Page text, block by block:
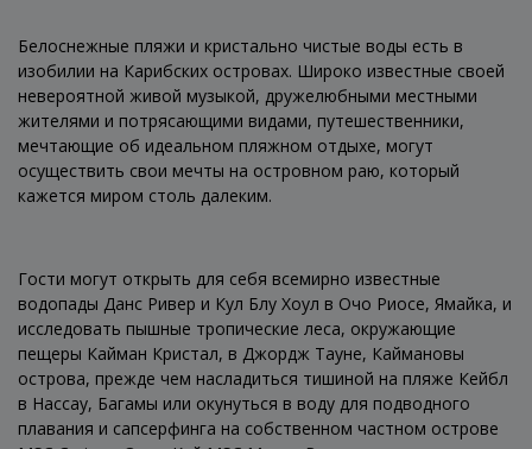
Белоснежные пляжи и кристально чистые воды есть в
изобилии на Карибских островах. Широко известные своей
невероятной живой музыкой, дружелюбными местными
жителями и потрясающими видами, путешественники,
мечтающие об идеальном пляжном отдыхе, могут
осуществить свои мечты на островном раю, который
кажется миром столь далеким.
Гости могут открыть для себя всемирно известные
водопады Данс Ривер и Кул Блу Хоул в Очо Риосе, Ямайка, и
исследовать пышные тропические леса, окружающие
пещеры Кайман Кристал, в Джордж Тауне, Каймановы
острова, прежде чем насладиться тишиной на пляже Кейбл
в Нассау, Багамы или окунуться в воду для подводного
плавания и сапсерфинга на собственном частном острове